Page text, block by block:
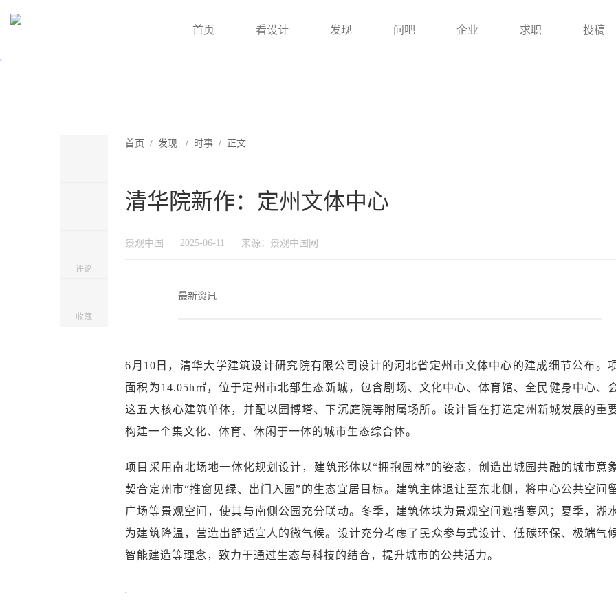
首页 看设计 发现 问吧 企业 求职 投稿
评论
收藏
首页 /发现 / 时事 / 正文
清华院新作：定州文体中心
景观中国 2025-06-11 来源：景观中国网
最新资讯
6月10日，清华大学建筑设计研究院有限公司设计的河北省定州市文体中心的建成细节公布。
面积为14.05h㎡，位于定州市北部生态新城，包含剧场、文化中心、体育馆、全民健身中心、
这五大核心建筑单体，并配以园博塔、下沉庭院等附属场所。设计旨在打造定州新城发展的重
构建一个集文化、体育、休闲于一体的城市生态综合体。
项目采用南北场地一体化规划设计，建筑形体以“拥抱园林”的姿态，创造出城园共融的城市意
契合定州市“推窗见绿、出门入园”的生态宜居目标。建筑主体退让至东北侧，将中心公共空间
广场等景观空间，使其与南侧公园充分联动。冬季，建筑体块为景观空间遮挡寒风；夏季，湖
为建筑降温，营造出舒适宜人的微气候。设计充分考虑了民众参与式设计、低碳环保、极端气
智能建造等理念，致力于通过生态与科技的结合，提升城市的公共活力。